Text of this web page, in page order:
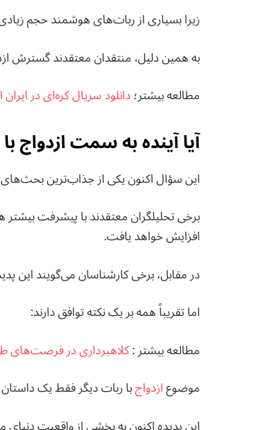
زیرا بسیاری از ربات‌های هوشمند حجم
به همین دلیل، منتقدان معتقدند گسترش
مطالعه بيشتر؛دانلود سریال کره‌ای در
آیا آینده به سمت ازدواج
این سؤال اکنون یکی از جذاب‌ترین
برخی تحلیلگران معتقدند با پیشرفت
افزایش خواهد یافت.
در مقابل، برخی کارشناسان می‌گویند این
اما تقریباً همه بر یک نکته توافق دارند:
مطالعه بيشتر :کلاهبرداری در فرصت‌های طلایی بازی
موضوعازدواجبا ربات دیگر فقط یک